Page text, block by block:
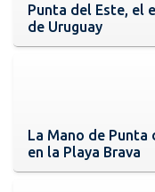
Punta del Este, el
de Uruguay
La Mano de Punta
en la Playa Brava